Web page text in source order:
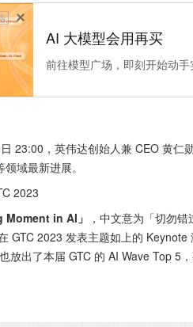
AI 大模型会用再买
前往模型广场，即刻开始动手
23:00，英伟达创始人兼 CEO 黄仁
领域最新进展。
2023
Moment in AI」
，中文意为「切勿
GTC 2023 发表主题如上的 Keynote
放出了本届 GTC 的 AI Wave Top